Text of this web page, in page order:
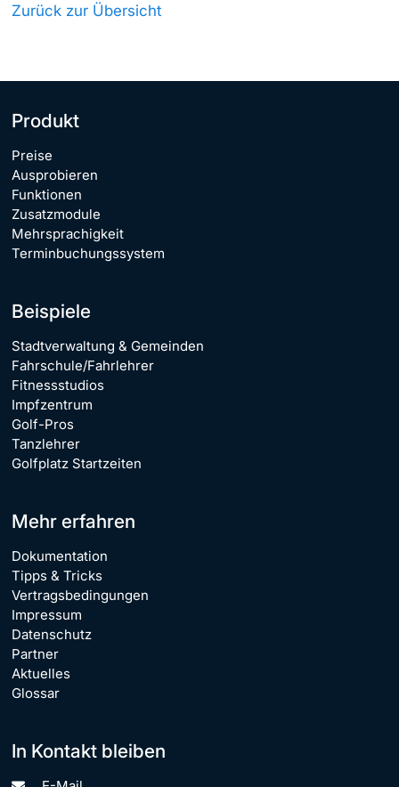
Zurück zur Übersicht
Produkt
Preise
Ausprobieren
Funktionen
Zusatzmodule
Mehrsprachigkeit
Terminbuchungssystem
Beispiele
Stadtverwaltung & Gemeinden
Fahrschule/Fahrlehrer
Fitnessstudios
Impfzentrum
Golf-Pros
Tanzlehrer
Golfplatz Startzeiten
Mehr erfahren
Dokumentation
Tipps & Tricks
Vertragsbedingungen
Impressum
Datenschutz
Partner
Aktuelles
Glossar
In Kontakt bleiben